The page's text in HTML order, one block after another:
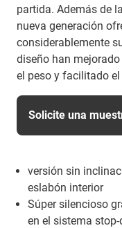
partida. Además de
nueva generación
considerablemente
diseño han
el peso y facilitado
Solicite una
versión sin
eslabón interior
Súper silencioso
en el sistema stop-